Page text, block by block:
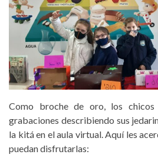
Como broche de oro, los chicos
grabaciones describiendo sus
la kitá en el aula virtual. Aquí les
puedan disfrutarlas: